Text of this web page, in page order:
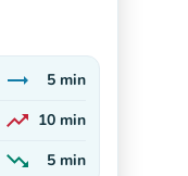
trending_flat 5 min
trending_up 10 min
trending_down 5 min